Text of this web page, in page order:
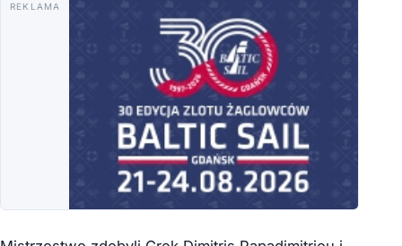
REKLAMA